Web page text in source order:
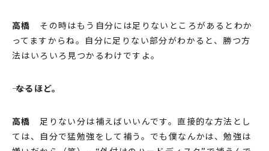
⾼橋 その時はもう⾃分には⾜りないところがあるとわか
ってますからね。⾃分に⾜りない部分がわかると、勝つ⽅
法はいろいろ⾒つかるわけですよ。
―― なるほど。
⾼橋 ⾜りない分は補えばいいんです。直接的な⽅法とし
ては、⾃分で猛勉強をして補う。でも僕なんかは、勉強は